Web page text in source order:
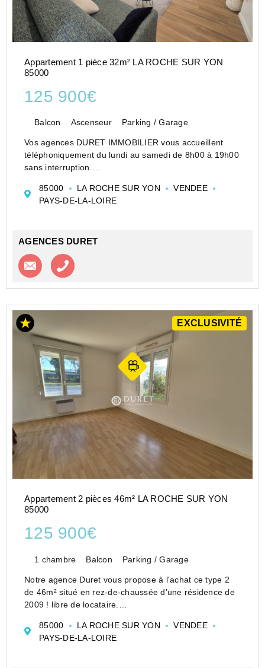
Appartement 1 pièce 32m² LA ROCHE SUR YON
85000
125 900€
Balcon Ascenseur Parking / Garage
Vos agences DURET IMMOBILIER vous accueillent
téléphoniquement du lundi au samedi de 8h00 à 19h00
sans interruption.
de 32 m² proche du centre-ville de la Roche sur Yon.
Situé dans une résidence de...
85000 LA ROCHE SUR YON
VENDEE
PAYS-DE-LA-LOIRE
AGENCES DURET
Contacter l'agence
EXCLUSIVITÉ
Appartement 2 pièces 46m² LA ROCHE SUR YON
85000
125 900€
1 chambre Balcon Parking / Garage
Notre agence Duret vous propose à l'achat ce type 2
de 46m² situé en rez-de-chaussée d'une résidence de
2009 ! libre de locataire.
donnant sur une cuisine séparée de la pièce de vie.
Le séjour ...
85000 LA ROCHE SUR YON
VENDEE
PAYS-DE-LA-LOIRE